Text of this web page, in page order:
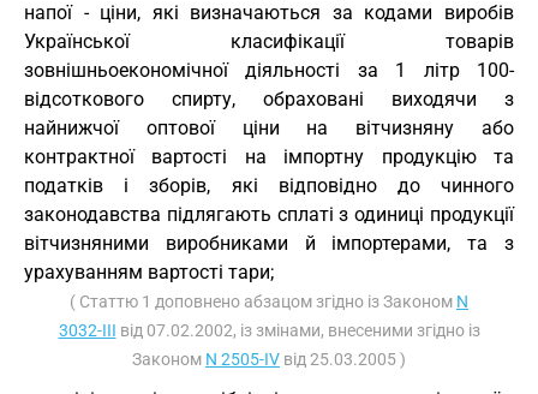
напої - ціни, які визначаються за кодами виробів
Української класифікації товарів
зовнішньоекономічної діяльності за 1 літр 100-
відсоткового спирту, обраховані виходячи з
найнижчої оптової ціни на вітчизняну або
контрактної вартості на імпортну продукцію та
податків і зборів, які відповідно до чинного
законодавства підлягають сплаті з одиниці продукції
вітчизняними виробниками й імпортерами, та з
урахуванням вартості тари;
( Статтю 1 доповнено абзацом згідно із Законом N
3032-III від 07.02.2002, із змінами, внесеними згідно із
Законом N 2505-IV від 25.03.2005 )